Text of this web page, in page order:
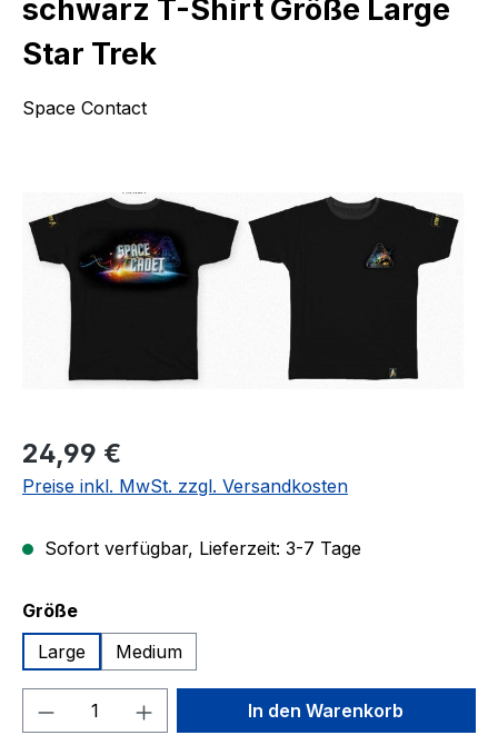
schwarz T-Shirt Größe Large
Star Trek
Space Contact
Regulärer Preis:
24,99 €
Preise inkl. MwSt. zzgl. Versandkosten
Sofort verfügbar, Lieferzeit: 3-7 Tage
Größeauswählen
Large
Medium
Produkt Anzahl: Gib denIn den Warenkorb